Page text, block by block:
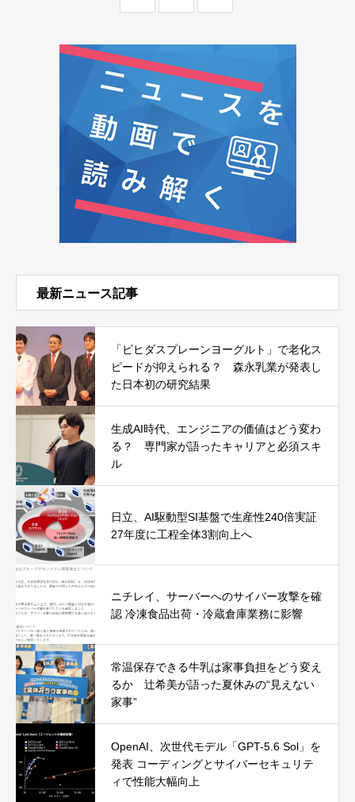
最新ニュース記事
「ビヒダスプレーンヨーグルト」で老化ス
ピードが抑えられる？ 森永乳業が発表し
た日本初の研究結果
生成AI時代、エンジニアの価値はどう変わ
る？ 専門家が語ったキャリアと必須スキ
ル
日立、AI駆動型SI基盤で生産性240倍実証
27年度に工程全体3割向上へ
ニチレイ、サーバーへのサイバー攻撃を確
認 冷凍食品出荷・冷蔵倉庫業務に影響
常温保存できる牛乳は家事負担をどう変え
るか 辻希美が語った夏休みの“見えない
家事”
OpenAI、次世代モデル「GPT-5.6 Sol」を
発表 コーディングとサイバーセキュリテ
ィで性能大幅向上